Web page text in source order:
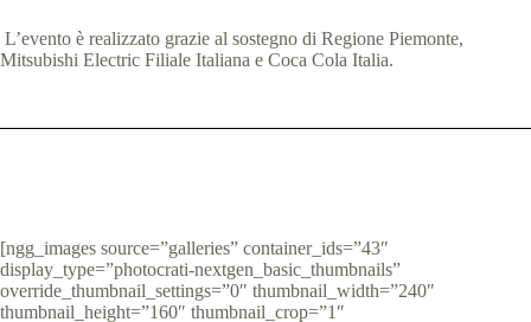
L’evento è realizzato grazie al sostegno di Regione Piemonte,
Mitsubishi Electric Filiale Italiana e Coca Cola Italia.
[ngg_images source=”galleries” container_ids=”43″
display_type=”photocrati-nextgen_basic_thumbnails”
override_thumbnail_settings=”0″ thumbnail_width=”240″
thumbnail_height=”160″ thumbnail_crop=”1″